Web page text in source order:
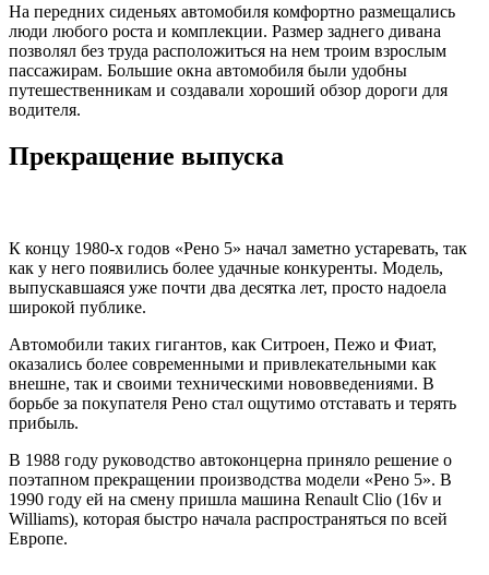
На передних сиденьях автомобиля комфортно размещались
люди любого роста и комплекции. Размер заднего дивана
позволял без труда расположиться на нем троим взрослым
пассажирам. Большие окна автомобиля были удобны
путешественникам и создавали хороший обзор дороги для
водителя.
Прекращение выпуска
К концу 1980-х годов «Рено 5» начал заметно устаревать, так
как у него появились более удачные конкуренты. Модель,
выпускавшаяся уже почти два десятка лет, просто надоела
широкой публике.
Автомобили таких гигантов, как Ситроен, Пежо и Фиат,
оказались более современными и привлекательными как
внешне, так и своими техническими нововведениями. В
борьбе за покупателя Рено стал ощутимо отставать и терять
прибыль.
В 1988 году руководство автоконцерна приняло решение о
поэтапном прекращении производства модели «Рено 5». В
1990 году ей на смену пришла машина Renault Clio (16v и
Williams), которая быстро начала распространяться по всей
Европе.